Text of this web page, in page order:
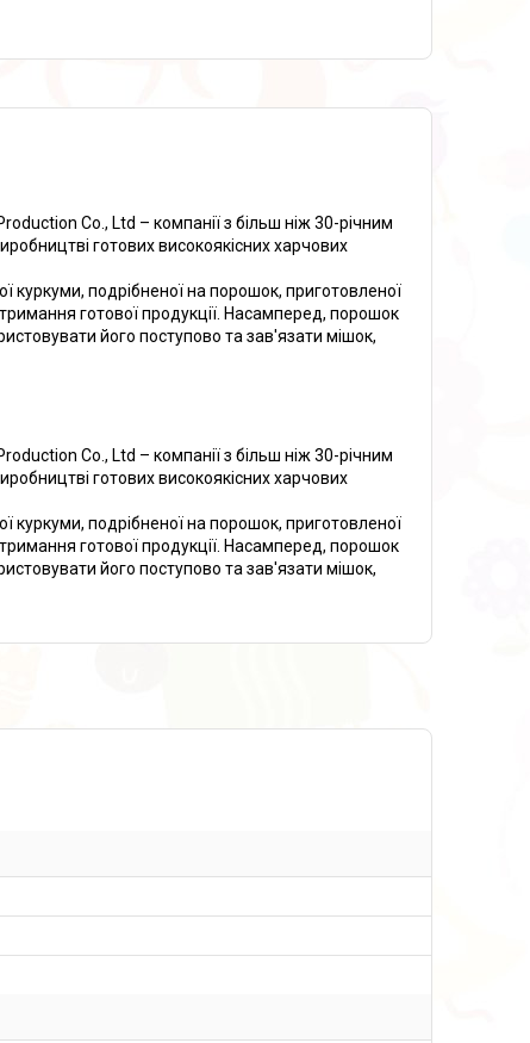
Co., Ltd – компанії з більш ніж 30-річним
готових високоякісних харчових
куркуми, подрібненої на порошок, приготовленої
готової продукції. Насамперед, порошок
його поступово та зав'язати мішок,
Co., Ltd – компанії з більш ніж 30-річним
готових високоякісних харчових
подрібненої на порошок, приготовленої
готової продукції. Насамперед, порошок
його поступово та зав'язати мішок,